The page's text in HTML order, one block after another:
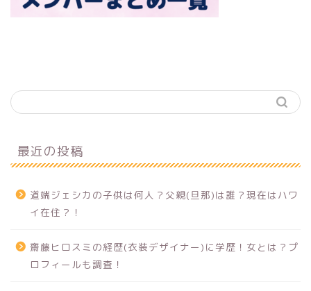
最近の投稿
道端ジェシカの子供は何人？父親(旦那)は誰？現在はハワ
イ在住？！
齋藤ヒロスミの経歴(衣装デザイナー)に学歴！女とは？プ
ロフィールも調査！